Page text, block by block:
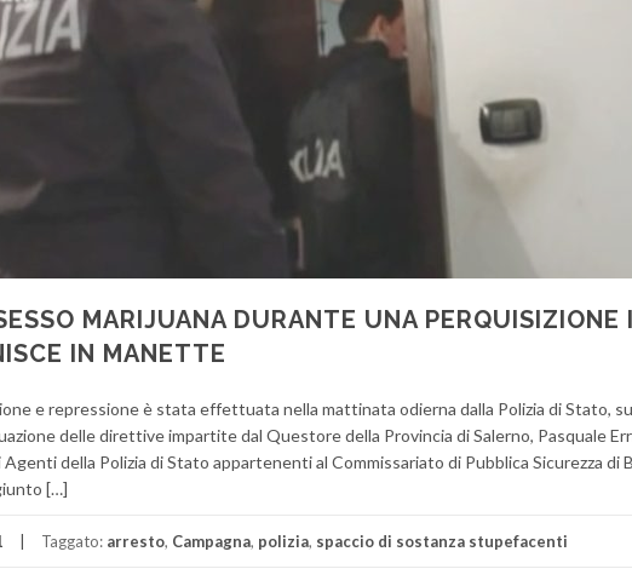
MARIJUANA DURANTE UNA PERQUISIZIONE
IN MANETTE
e repressione è stata effettuata nella mattinata odierna dalla Polizia di Stato,
delle direttive impartite dal Questore della Provincia di Salerno, Pasquale
della Polizia di Stato appartenenti al Commissariato di Pubblica Sicurezza di
[…]
Taggato: arresto, Campagna, polizia, spaccio di sostanza stupefacenti